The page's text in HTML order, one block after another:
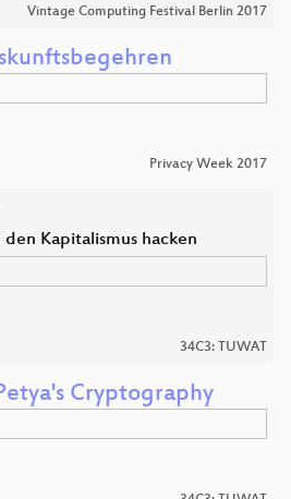
Vintage Computing Festival Berlin 2017
Privacy Week 2017
Kapitalismus hacken
34C3: TUWAT
Cryptography